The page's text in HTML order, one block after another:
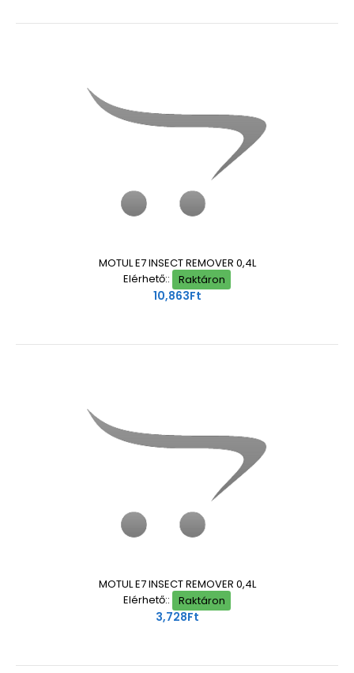
MOTUL E7 INSECT REMOVER 0,4L
Elérhető::
Raktáron
10,863Ft
MOTUL E7 INSECT REMOVER 0,4L
Elérhető::
Raktáron
3,728Ft